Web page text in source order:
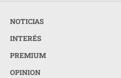
NOTICIAS
INTERÉS
PREMIUM
OPINION